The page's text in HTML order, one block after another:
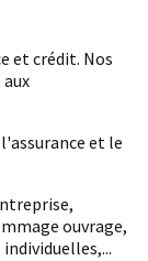
et crédit. Nos
et le
ouvrage,